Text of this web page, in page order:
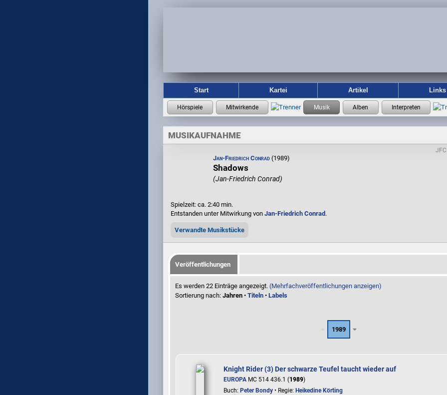
Start Kartei Artikel Links
MUSIKAUFNAHME
Jan-Friedrich Conrad (1989)
Shadows
(Jan-Friedrich Conrad)
Spielzeit: ca. 2:40 min.
Entstanden unter Mitwirkung von Jan-Friedrich Conrad .
Verwandte Musikstücke
Veröffentlichungen
Es werden 22 Einträge angezeigt. (Mehrfachveröffentlichungen anzeigen)
Sortierung nach: Jahren • Titeln • Labels
1989
Knight Rider (3) Der schwarze Teufel taucht wieder auf
EUROPA MC 514 436.1 (1989)
Buch: Peter Bondy • Regie: Heikedine Körting